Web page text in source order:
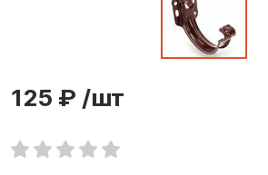
125 ₽ /шт